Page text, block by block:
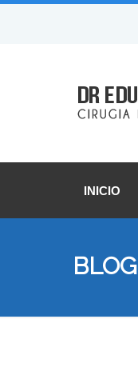
INICIO
BLOG